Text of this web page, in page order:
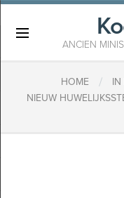
ANCIEN
HOME / IN
NIEUW